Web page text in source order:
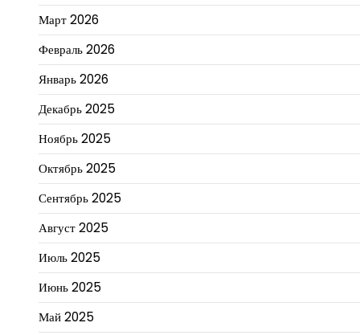
Март 2026
Февраль 2026
Январь 2026
Декабрь 2025
Ноябрь 2025
Октябрь 2025
Сентябрь 2025
Август 2025
Июль 2025
Июнь 2025
Май 2025